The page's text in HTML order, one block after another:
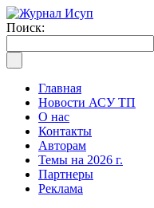
Поиск:
Главная
Новости АСУ ТП
О нас
Контакты
Авторам
Темы на 2026 г.
Партнеры
Реклама